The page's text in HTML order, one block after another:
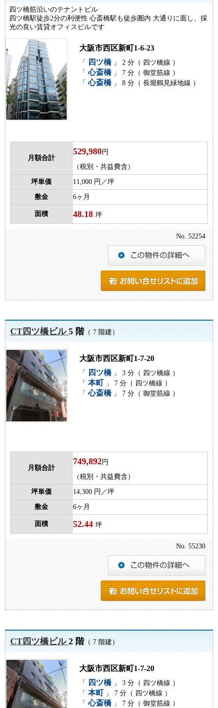
四ツ橋筋沿いのテナントビル
四ツ橋駅徒歩2分の利便性 心斎橋駅も徒歩圏内 大通りに面し、採
光の良い賃貸オフィスビルです
大阪市西区新町1-6-23
「 四ツ橋 」 2 分（ 四ツ橋線 ）
「 心斎橋 」 7 分（ 御堂筋線 ）
「 心斎橋 」 8 分（ 長堀鶴見緑地線 ）
月額合計
529,980円
（税別・共益費含）
坪単価 11,000 円／坪
敷金 6ヶ月
面積 48.18 坪
No. 52254
CT四ツ橋ビル5 階（ 7 階建）
大阪市西区新町1-7-20
「 四ツ橋 」 3 分（ 四ツ橋線 ）
「 本町 」 7 分（ 四ツ橋線 ）
「 心斎橋 」 7 分（ 御堂筋線 ）
月額合計
749,892円
（税別・共益費含）
坪単価 14,300 円／坪
敷金 6ヶ月
面積 52.44 坪
No. 55230
CT四ツ橋ビル2 階（ 7 階建）
大阪市西区新町1-7-20
「 四ツ橋 」 3 分（ 四ツ橋線 ）
「 本町 」 7 分（ 四ツ橋線 ）
「 心斎橋 」 7 分（ 御堂筋線 ）